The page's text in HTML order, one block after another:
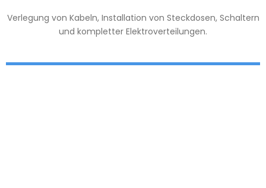
Verlegung von Kabeln, Installation von Steckdosen, Schaltern
und kompletter Elektroverteilungen.